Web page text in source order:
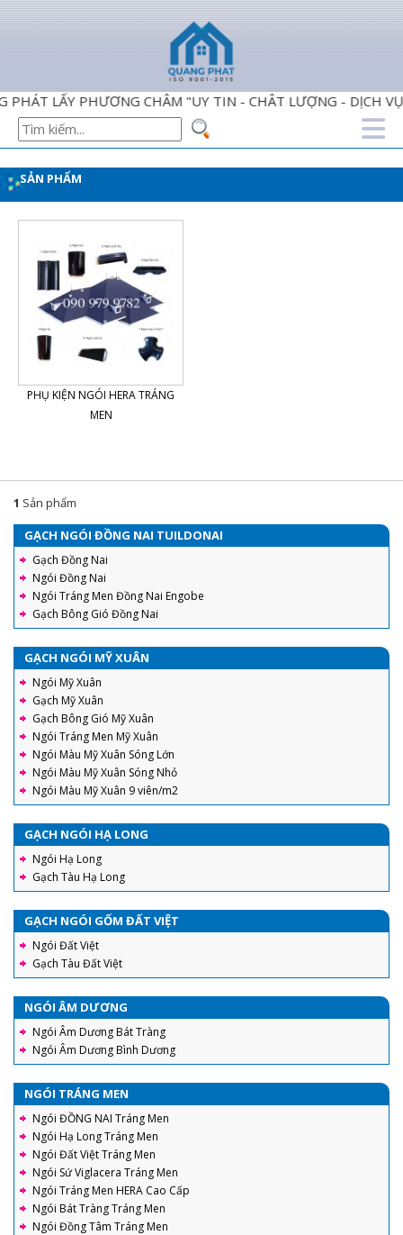
LẤY PHƯƠNG CHÂM "UY TIN - CHÂT LƯỢNG - DỊCH VỤ
SẢN PHẨM
PHỤ KIỆN NGÓI HERA TRÁNG
MEN
1 Sản phẩm
GẠCH NGÓI ĐỒNG NAI TUILDONAI
Gạch Đồng Nai
Ngói Đồng Nai
Ngói Tráng Men Đồng Nai Engobe
Gạch Bông Gió Đồng Nai
GẠCH NGÓI MỸ XUÂN
Ngói Mỹ Xuân
Gạch Mỹ Xuân
Gạch Bông Gió Mỹ Xuân
Ngói Tráng Men Mỹ Xuân
Ngói Màu Mỹ Xuân Sóng Lớn
Ngói Màu Mỹ Xuân Sóng Nhỏ
Ngói Màu Mỹ Xuân 9 viên/m2
GẠCH NGÓI HẠ LONG
Ngói Hạ Long
Gạch Tàu Hạ Long
GẠCH NGÓI GỐM ĐẤT VIỆT
Ngói Đất Việt
Gạch Tàu Đất Việt
NGÓI ÂM DƯƠNG
Ngói Âm Dương Bát Tràng
Ngói Âm Dương Bình Dương
NGÓI TRÁNG MEN
Ngói ĐỒNG NAI Tráng Men
Ngói Hạ Long Tráng Men
Ngói Đất Việt Tráng Men
Ngói Sứ Viglacera Tráng Men
Ngói Tráng Men HERA Cao Cấp
Ngói Bát Tràng Tráng Men
Ngói Đồng Tâm Tráng Men